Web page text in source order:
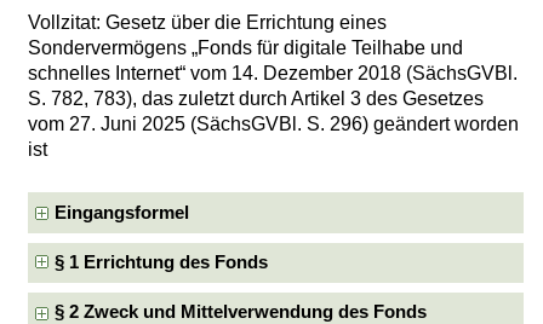
Vollzitat: Gesetz über die Errichtung eines
Sondervermögens „Fonds für digitale Teilhabe und
schnelles Internet“ vom 14. Dezember 2018 (SächsGVBl.
S. 782, 783), das zuletzt durch Artikel 3 des Gesetzes
vom 27. Juni 2025 (SächsGVBl. S. 296) geändert worden
ist
Eingangsformel
§ 1 Errichtung des Fonds
§ 2 Zweck und Mittelverwendung des Fonds